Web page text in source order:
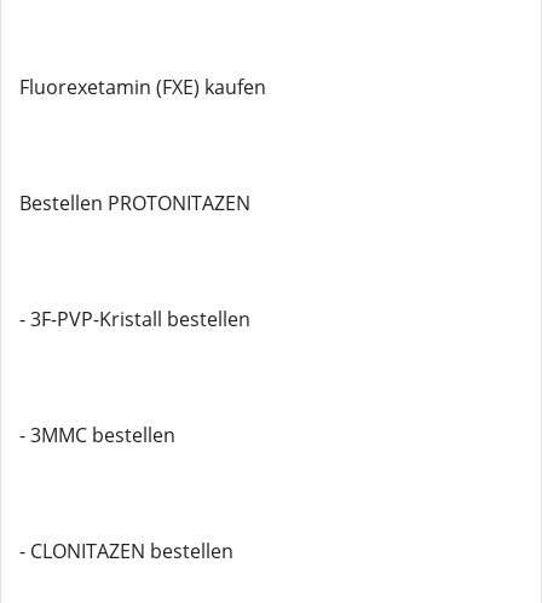
Fluorexetamin (FXE) kaufen
Bestellen PROTONITAZEN
- 3F-PVP-Kristall bestellen
- 3MMC bestellen
- CLONITAZEN bestellen